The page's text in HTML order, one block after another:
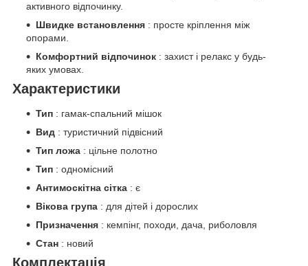
активного відпочинку.
Швидке встановлення : просте кріплення між
опорами.
Комфортний відпочинок : захист і релакс у будь-
яких умовах.
Характеристики
Тип : гамак-спальний мішок
Вид : туристичний підвісний
Тип ложа : цільне полотно
Тип : одномісний
Антимоскітна сітка : є
Вікова група : для дітей і дорослих
Призначення : кемпінг, походи, дача, риболовля
Стан : новий
Комплектація